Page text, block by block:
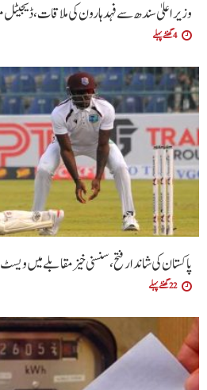
وزیراعلیٰ سندھ سے فہد ہارون کی ملاقات، ڈیجیٹل
4 گھنٹے پہلے
پاکستان کی شاندار فتح،سنسنی خیز مقابلے میں ویسٹ
22 گھنٹے پہلے